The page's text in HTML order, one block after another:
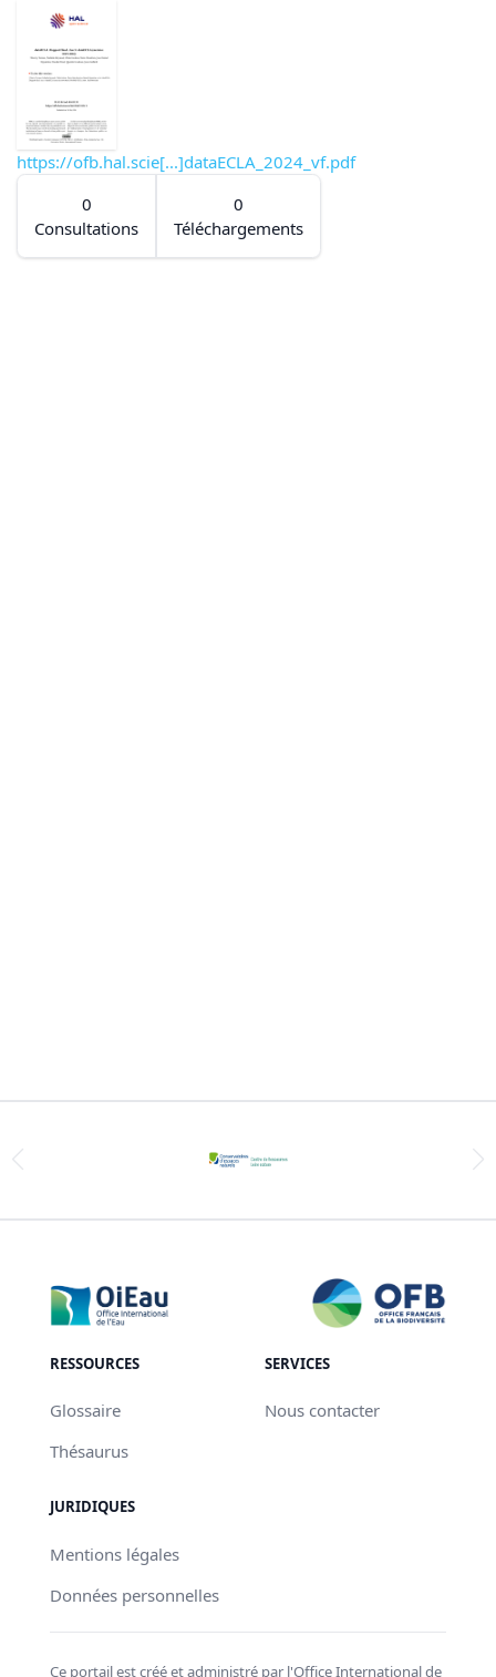
https://ofb.hal.scie[...]dataECLA_2024_vf.pdf
0
Consultations
0
Téléchargements
RESSOURCES
Glossaire
Thésaurus
SERVICES
Nous contacter
JURIDIQUES
Mentions légales
Données personnelles
Ce portail est créé et administré par l'Office International de